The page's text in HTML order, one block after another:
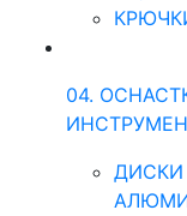
04.
ДИСКИ